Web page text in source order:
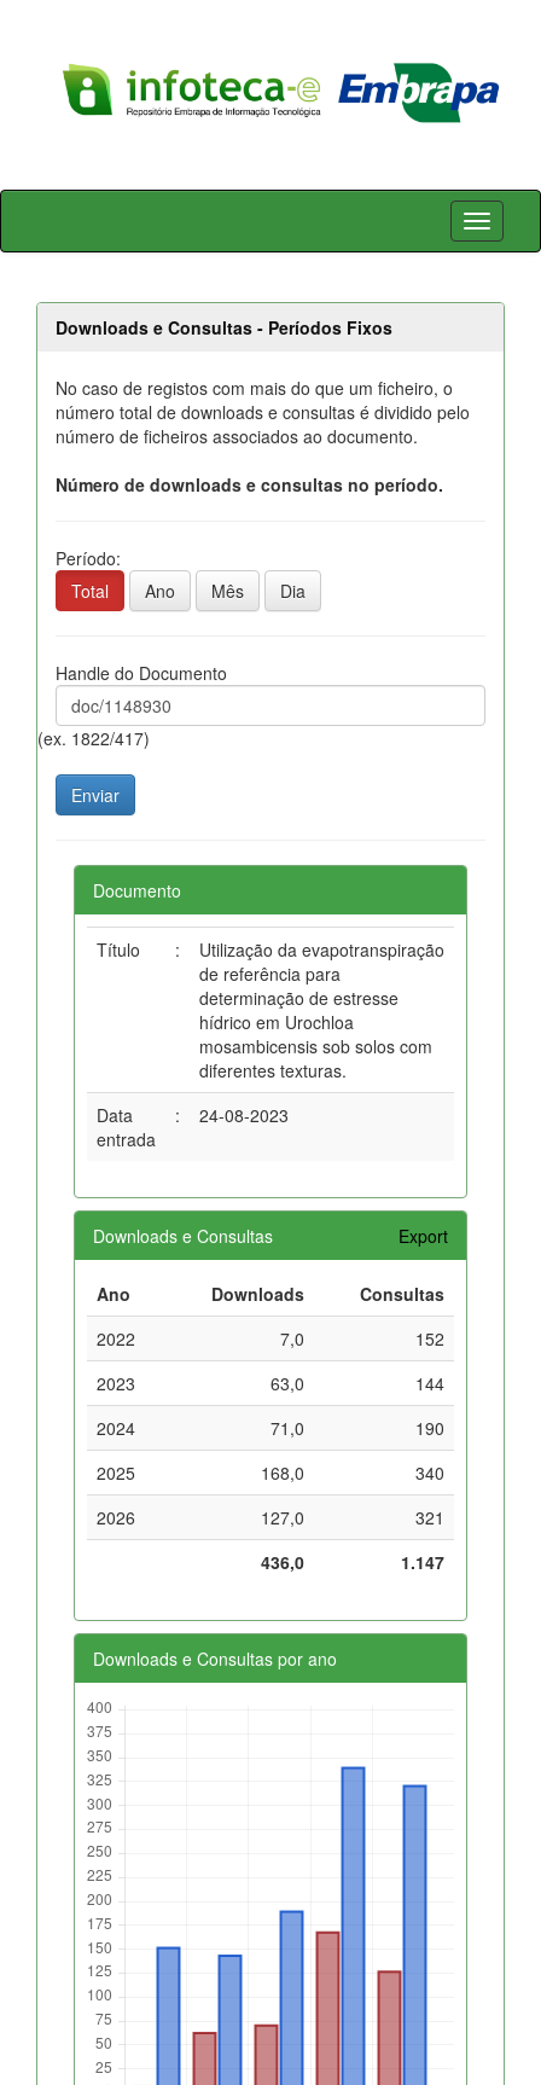
Skip
Downloads e Consultas - Períodos Fixos
No caso de registos com mais do que um ficheiro, o
número total de downloads e consultas é dividido pelo
número de ficheiros associados ao documento.
Número de downloads e consultas no período.
Período:
Total
Ano Mês Dia
Handle do Documento
(ex. 1822/417)
Documento
Título :
Utilização da evapotranspiração
de referência para
determinação de estresse
hídrico em Urochloa
mosambicensis sob solos com
diferentes texturas.
Data
entrada
: 24-08-2023
Downloads e Consultas Export
Ano Downloads
Consultas
2022
7,0
152
2023
63,0
144
2024
71,0
190
2025
168,0
340
2026
127,0
321
436,0
1.147
Downloads e Consultas por ano